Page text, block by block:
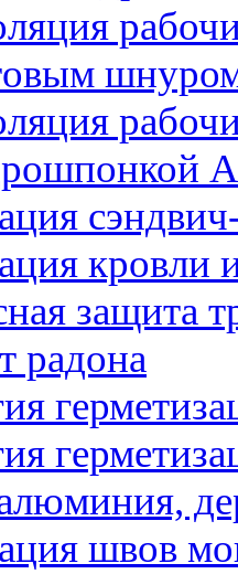
кровли
защита
радона
швов